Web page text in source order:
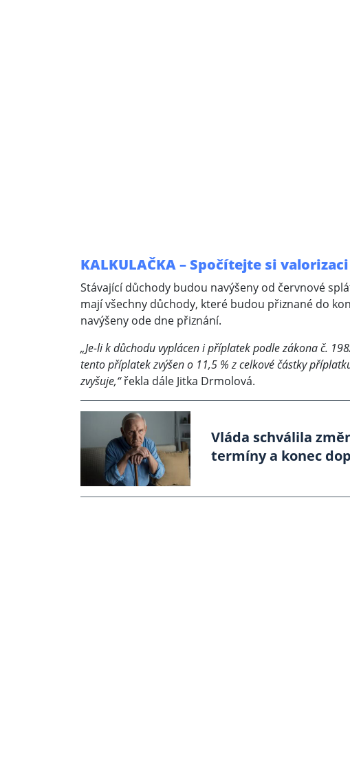
KALKULAČKA – Spočítejte si
Stávající důchody budou navýšeny od červnové
mají všechny důchody, které budou přiznané do
navýšeny ode dne přiznání.
„Je-li k důchodu vyplácen i příplatek podle zákona č.
tento příplatek zvýšen o 11,5 % z celkové částky
zvyšuje,“řekla dále Jitka Drmolová.
Vláda schválila
termíny a konec